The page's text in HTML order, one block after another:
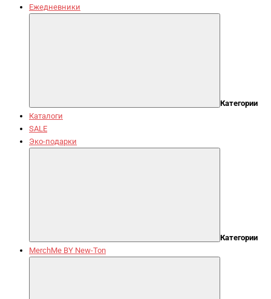
Ежедневники
Категории
Каталоги
SALE
Эко-подарки
Категории
MerchMe BY New-Ton